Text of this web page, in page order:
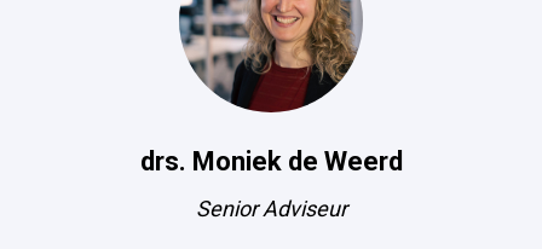
drs. Moniek de Weerd
Senior Adviseur